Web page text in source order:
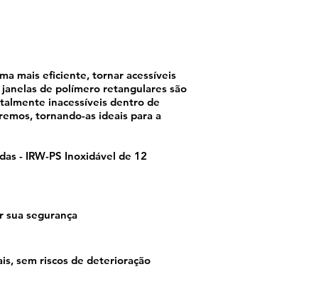
mais eficiente, tornar acessíveis
de polímero retangulares são
inacessíveis dentro de
tornando-as ideais para a
- IRW-PS Inoxidável de 12
segurança
sem riscos de deterioração